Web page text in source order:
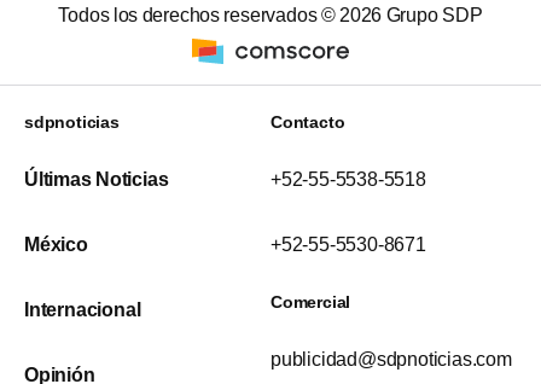
Todos los derechos reservados © 2026 Grupo SDP
sdpnoticias
Últimas Noticias
México
Internacional
Opinión
Contacto
+52-55-5538-5518
+52-55-5530-8671
Comercial
publicidad@sdpnoticias.com